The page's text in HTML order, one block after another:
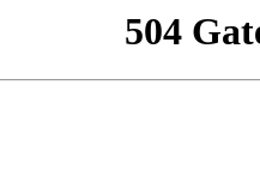
504